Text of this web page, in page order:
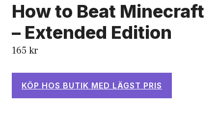
How to Beat Minecraft
– Extended Edition
165 kr
KÖP HOS BUTIK MED LÄGST PRIS